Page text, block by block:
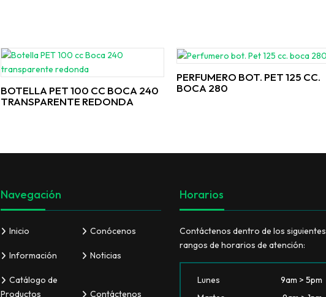
BOTELLA PET 100 CC BOCA 240
TRANSPARENTE REDONDA
PERFUMERO BOT. PET 125 CC.
BOCA 280
Navegación
Inicio Conócenos
Información Noticias
Catálogo de
Productos
Contáctenos
Horarios
Contáctenos dentro de los siguientes
rangos de horarios de atención:
Lunes
9am > 5pm